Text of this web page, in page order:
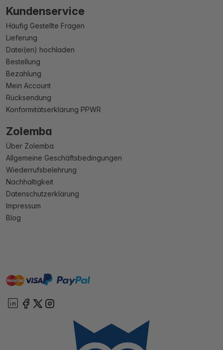
Kundenservice
Häufig Gestellte Fragen
Lieferung
Datei(en) hochladen
Bestellung
Bezahlung
Mein Account
Rücksendung
Konformitätserklärung PPWR
Zolemba
Über Zolemba
Allgemeine Geschäftsbedingungen
Wiederrufsbelehrung
Nachhaltigkeit
Datenschutzerklärung
Impressum
Blog
mastervisa paypal